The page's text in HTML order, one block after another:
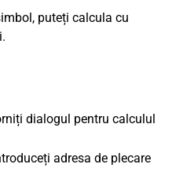
puteți calcula cu
dialogul pentru calculul
adresa de plecare